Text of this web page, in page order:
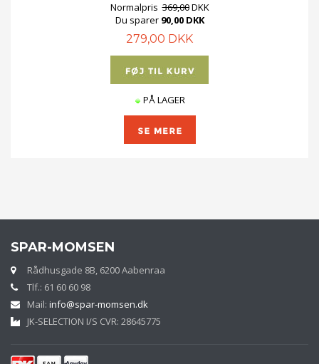
Normalpris 369,00DKK
Du sparer 90,00 DKK
279,00 DKK
PÅ LAGER
SPAR-MOMSEN
Rådhusgade 8B, 6200 Aabenraa
Tlf.: 61 60 60 98
Mail: info@spar-momsen.dk
JK-SELECTION I/S CVR: 28645775